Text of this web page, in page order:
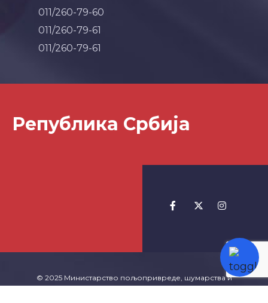
011/260-79-60
011/260-79-61
011/260-79-61
Република Србија
© 2025 Министарство пољопривреде, шумарства и